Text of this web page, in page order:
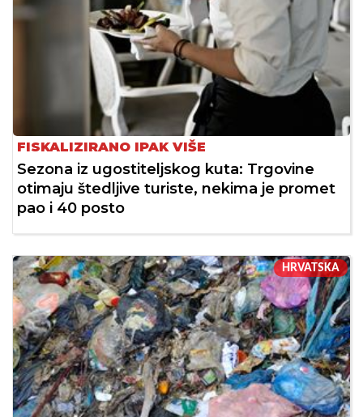
FISKALIZIRANO IPAK VIŠE
Sezona iz ugostiteljskog kuta: Trgovine
otimaju štedljive turiste, nekima je promet
pao i 40 posto
HRVATSKA